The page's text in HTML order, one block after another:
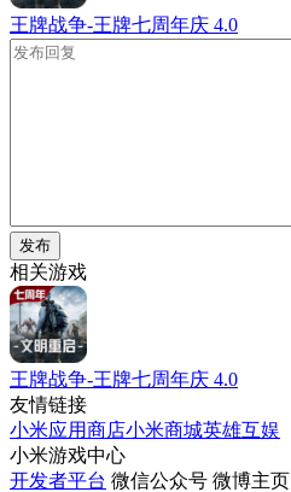
王牌战争-王牌七周年庆 4.0
发布
相关游戏
王牌战争-王牌七周年庆 4.0
友情链接
小米应用商店小米商城英雄互娱
小米游戏中心
开发者平台 微信公众号 微博主页